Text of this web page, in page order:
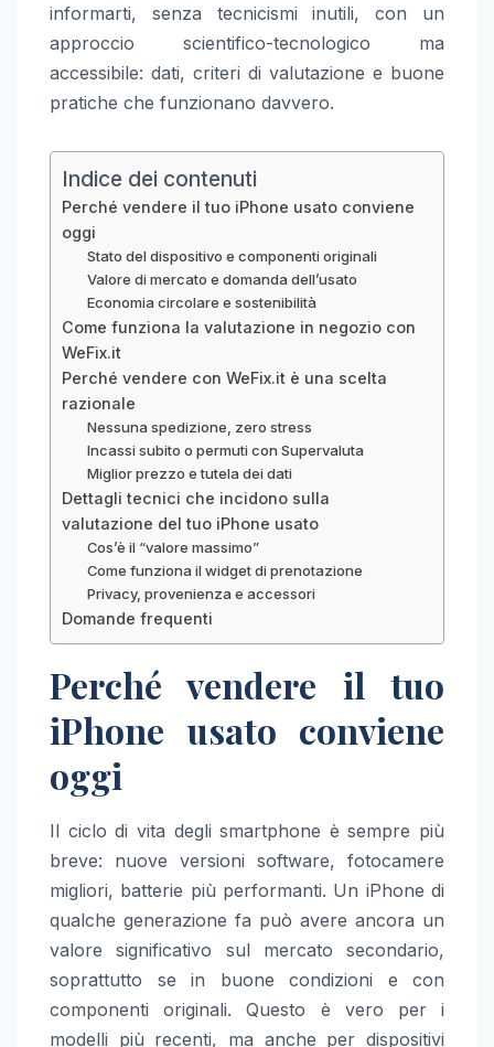
informarti, senza tecnicismi inutili, con un
approccio scientifico-tecnologico ma
accessibile: dati, criteri di valutazione e buone
pratiche che funzionano davvero.
Indice dei contenuti
Perché vendere il tuo iPhone usato conviene
oggi
Stato del dispositivo e componenti originali
Valore di mercato e domanda dell’usato
Economia circolare e sostenibilità
Come funziona la valutazione in negozio con
WeFix.it
Perché vendere con WeFix.it è una scelta
razionale
Nessuna spedizione, zero stress
Incassi subito o permuti con Supervaluta
Miglior prezzo e tutela dei dati
Dettagli tecnici che incidono sulla
valutazione del tuo iPhone usato
Cos’è il “valore massimo”
Come funziona il widget di prenotazione
Privacy, provenienza e accessori
Domande frequenti
Perché vendere il tuo
iPhone usato conviene
oggi
Il ciclo di vita degli smartphone è sempre più
breve: nuove versioni software, fotocamere
migliori, batterie più performanti. Un iPhone di
qualche generazione fa può avere ancora un
valore significativo sul mercato secondario,
soprattutto se in buone condizioni e con
componenti originali. Questo è vero per i
modelli più recenti, ma anche per dispositivi